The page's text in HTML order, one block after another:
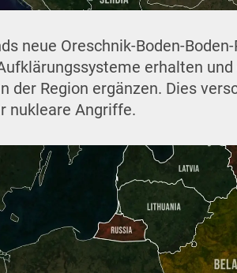
neue Oreschnik-Boden-
erhalten
der Region ergänzen. Dies
nukleare Angriffe.